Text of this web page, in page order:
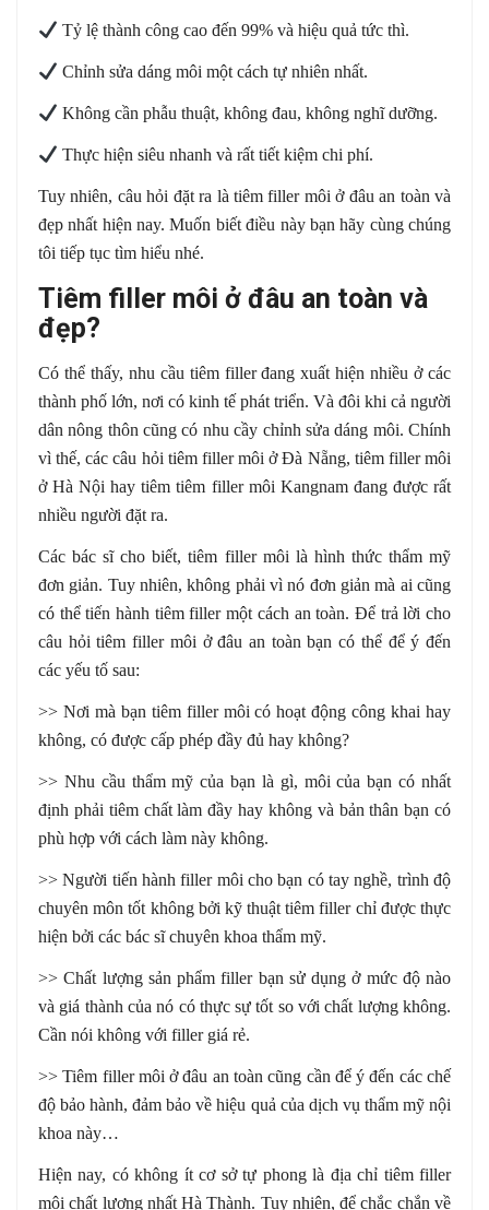
️ Tỷ lệ thành công cao đến 99% và hiệu quả tức thì.
️ Chỉnh sửa dáng môi một cách tự nhiên nhất.
️ Không cần phẫu thuật, không đau, không nghĩ dưỡng.
️ Thực hiện siêu nhanh và rất tiết kiệm chi phí.
Tuy nhiên, câu hỏi đặt ra là tiêm filler môi ở đâu an toàn và
đẹp nhất hiện nay. Muốn biết điều này bạn hãy cùng chúng
tôi tiếp tục tìm hiểu nhé.
Tiêm filler môi ở đâu an toàn và
đẹp?
Có thể thấy, nhu cầu tiêm filler đang xuất hiện nhiều ở các
thành phố lớn, nơi có kinh tế phát triển. Và đôi khi cả người
dân nông thôn cũng có nhu cầy chỉnh sửa dáng môi. Chính
vì thế, các câu hỏi tiêm filler môi ở Đà Nẵng, tiêm filler môi
ở Hà Nội hay tiêm tiêm filler môi Kangnam đang được rất
nhiều người đặt ra.
Các bác sĩ cho biết, tiêm filler môi là hình thức thẩm mỹ
đơn giản. Tuy nhiên, không phải vì nó đơn giản mà ai cũng
có thể tiến hành tiêm filler một cách an toàn. Để trả lời cho
câu hỏi tiêm filler môi ở đâu an toàn bạn có thể để ý đến
các yếu tố sau:
>> Nơi mà bạn tiêm filler môi có hoạt động công khai hay
không, có được cấp phép đầy đủ hay không?
>> Nhu cầu thẩm mỹ của bạn là gì, môi của bạn có nhất
định phải tiêm chất làm đầy hay không và bản thân bạn có
phù hợp với cách làm này không.
>> Người tiến hành filler môi cho bạn có tay nghề, trình độ
chuyên môn tốt không bởi kỹ thuật tiêm filler chỉ được thực
hiện bởi các bác sĩ chuyên khoa thẩm mỹ.
>> Chất lượng sản phẩm filler bạn sử dụng ở mức độ nào
và giá thành của nó có thực sự tốt so với chất lượng không.
Cần nói không với filler giá rẻ.
>> Tiêm filler môi ở đâu an toàn cũng cần để ý đến các chế
độ bảo hành, đảm bảo về hiệu quả của dịch vụ thẩm mỹ nội
khoa này…
Hiện nay, có không ít cơ sở tự phong là địa chỉ tiêm filler
môi chất lượng nhất Hà Thành. Tuy nhiên, để chắc chắn về